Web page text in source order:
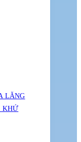
LĂNG
KHỨ